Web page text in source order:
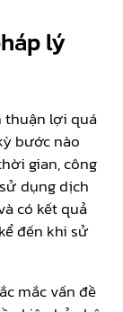
lý
thuận lợi quá
bước nào
gian, công
dụng dịch
có kết quả
đến khi sử
mắc vấn đề